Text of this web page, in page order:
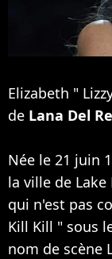
Elizabeth "
de Lana Del
Née le 21 juin
la ville de
qui n'est pas
Kill Kill " sous
nom de scène